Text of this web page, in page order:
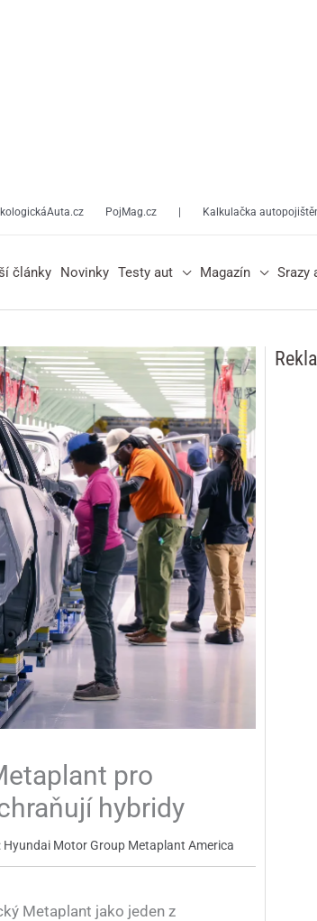
PojMag.cz Kalkulačka
články Novinky Testy aut Magazín Srazy
pro
hybridy
Motor Group Metaplant America
Metaplant jako jeden z